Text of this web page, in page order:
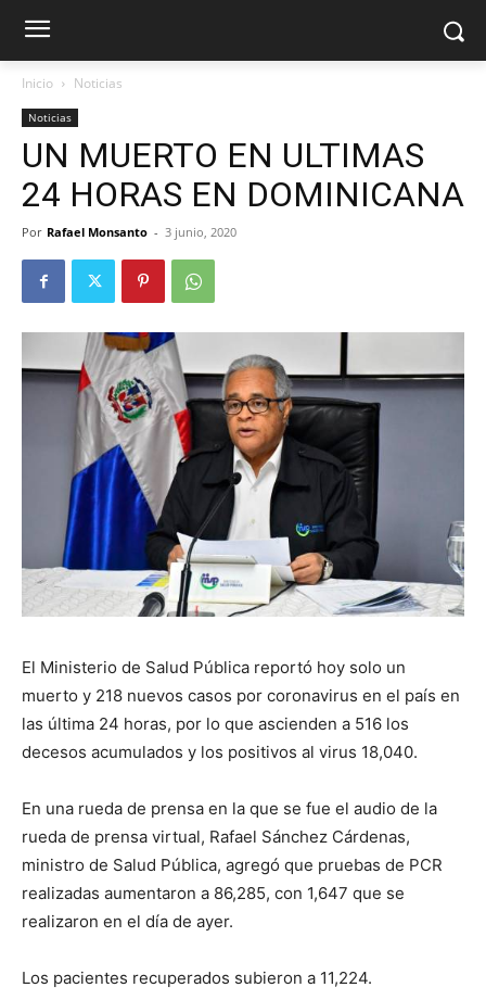
Inicio Noticias
Noticias
UN MUERTO EN ULTIMAS
24 HORAS EN DOMINICANA
Por Rafael Monsanto - 3 junio, 2020
El Ministerio de Salud Pública reportó hoy solo un
muerto y 218 nuevos casos por coronavirus en el país en
las última 24 horas, por lo que ascienden a 516 los
decesos acumulados y los positivos al virus 18,040.
En una rueda de prensa en la que se fue el audio de la
rueda de prensa virtual, Rafael Sánchez Cárdenas,
ministro de Salud Pública, agregó que pruebas de PCR
realizadas aumentaron a 86,285, con 1,647 que se
realizaron en el día de ayer.
Los pacientes recuperados subieron a 11,224.